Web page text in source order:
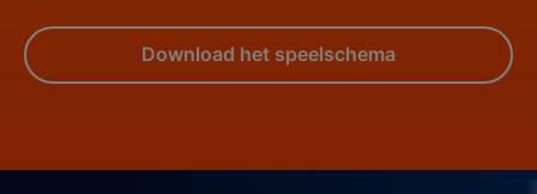
Download het speelschema